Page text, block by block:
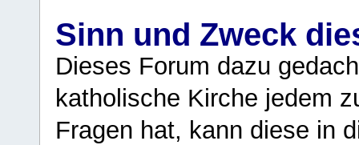
Sinn und Zweck
Dieses Forum dazu
katholische Kirche jedem
Fragen hat, kann diese in